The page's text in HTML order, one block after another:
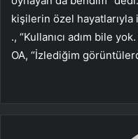
kişilerin özel
., “Kullanıcı adım bile
OA, “İzlediğim